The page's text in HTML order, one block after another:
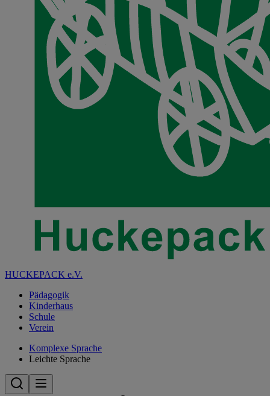
HUCKEPACK e.V.
Pädagogik
Kinderhaus
Schule
Verein
Komplexe Sprache
Leichte Sprache